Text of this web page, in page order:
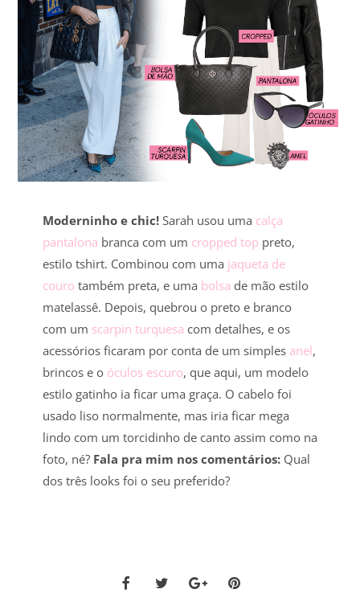
Moderninho e chic!Sarah usou uma calça
pantalona branca com um cropped top preto,
estilo tshirt. Combinou com uma jaqueta de
couro também preta, e uma bolsa de mão estilo
matelassê. Depois, quebrou o preto e branco
com um scarpin turquesa com detalhes, e os
acessórios ficaram por conta de um simples anel,
brincos e oóculos escuro, que aqui, um modelo
estilo gatinho ia ficar uma graça. O cabelo foi
usado liso normalmente, mas iria ficar mega
lindo com um torcidinho de canto assim como na
foto, né? Fala pra mim nos comentários:Qual
dos três looks foi o seu preferido?